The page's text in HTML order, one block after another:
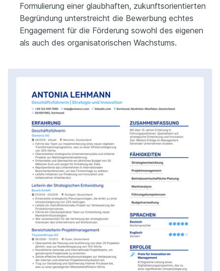
Formulierung einer glaubhaften, zukunftsorientierten
Begründung unterstreicht die Bewerbung echtes
Engagement für die Förderung sowohl des eigenen
als auch des organisatorischen Wachstums.